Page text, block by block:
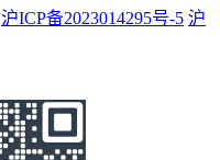
沪ICP备2023014295号-5 沪